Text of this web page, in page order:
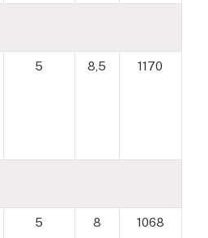
5 8,5 1170
5 8 1068